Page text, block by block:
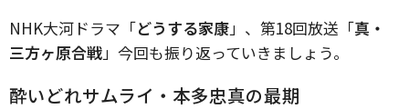
NHK大河ドラマ「どうする家康」、第18回放送「真・
三方ヶ原合戦」今回も振り返っていきましょう。
酔いどれサムライ・本多忠真の最期